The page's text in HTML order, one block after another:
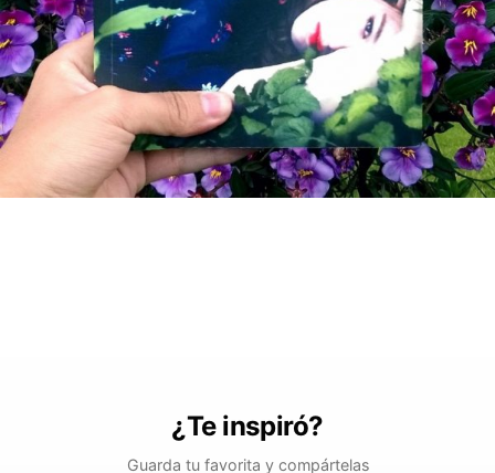
¿Te inspiró?
Guarda tu favorita y compártelas